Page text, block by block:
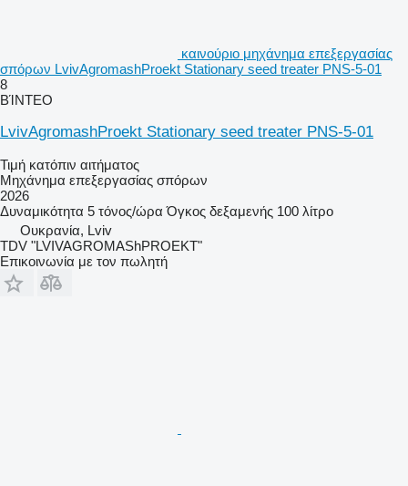
καινούριο μηχάνημα επεξεργασίας
σπόρων LvivAgromashProekt Stationary seed treater PNS-5-01
8
ΒΊΝΤΕΟ
LvivAgromashProekt Stationary seed treater PNS-5-01
Τιμή κατόπιν αιτήματος
Μηχάνημα επεξεργασίας σπόρων
2026
Δυναμικότητα 5 τόνος/ώρα Όγκος δεξαμενής 100 λίτρο
Ουκρανία, Lviv
TDV "LVIVAGROMAShPROEKT"
Επικοινωνία με τον πωλητή